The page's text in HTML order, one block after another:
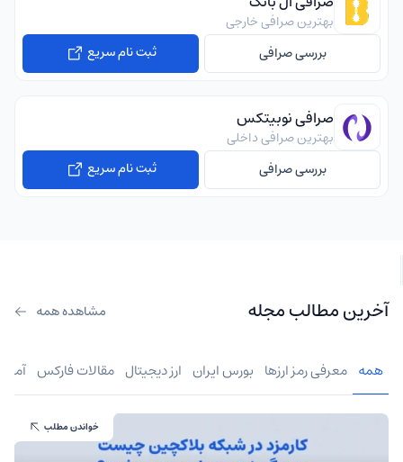
بهترین صرافی خارجی
بررسی صرافی
ثبت نام سریع
صرافی نوبیتکس
بهترین صرافی داخلی
بررسی صرافی
ثبت نام سریع
آخرین مطالب مجله مشاهده همه
همه معرفی رمز ارزها بورس ایران ارز دیجیتال مقالات فارکس
خواندن مطلب